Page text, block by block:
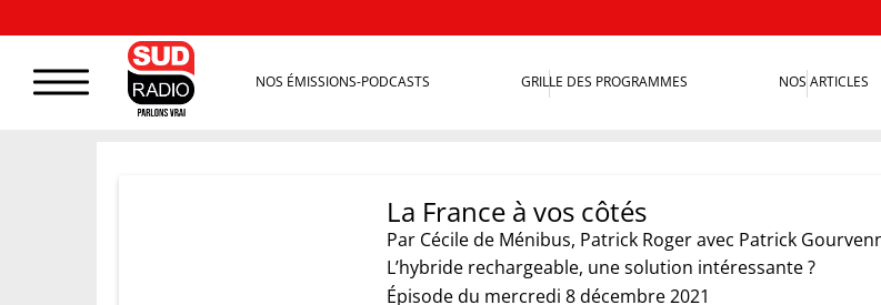
NOS ÉMISSIONS-PODCASTS GRILLE DES PROGRAMMES NOS ARTICLES
La France à vos côtés
Par Cécile de Ménibus, Patrick Rogeravec Patrick
L’hybride rechargeable, une solution intéressante ?
Épisode du mercredi 8 décembre 2021